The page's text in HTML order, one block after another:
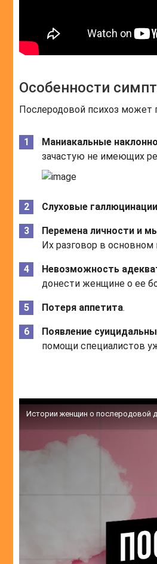
Особенности
Послеродовой психоз
Маниакальные
зачастую не имеющих
Слуховые галлюцинации
Перемена личности и
Их разговор в
Невозможность
донести женщине о ее
Потеря аппетита.
Появление
помощи специалистов
Истории женщин о послеродовой